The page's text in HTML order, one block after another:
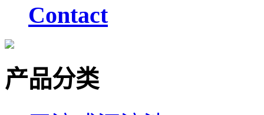
Contact
产品分类